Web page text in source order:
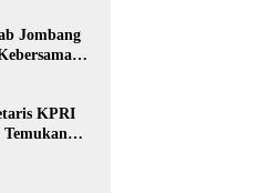
Jombang
KPRI
Temukan